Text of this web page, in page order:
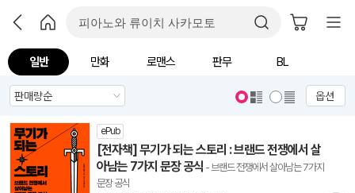
일반 만화 로맨스 판무 BL
옵션
ePub
[전자책] 무기가 되는 스토리 : 브랜드 전쟁에서 살
아남는 7가지 문장 공식 - 브랜드 전쟁에서 살아남는 7가지
문장 공식